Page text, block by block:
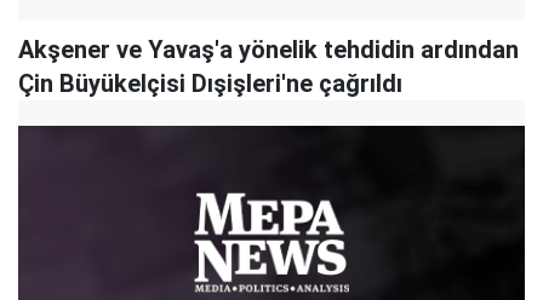
Akşener ve Yavaş'a yönelik tehdidin ardından
Çin Büyükelçisi Dışişleri'ne çağrıldı